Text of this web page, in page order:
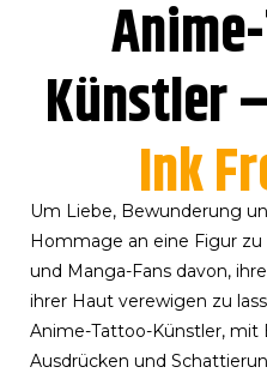
Künstler
Ink
Um Liebe, Bewunderung
Hommage an eine Figur
und Manga-Fans davon,
ihrer Haut verewigen zu
Anime-Tattoo-Künstler, mit
Ausdrücken und